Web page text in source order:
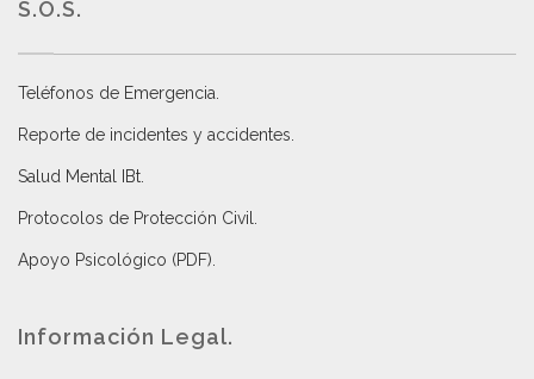
S.O.S.
Teléfonos de Emergencia.
Reporte de incidentes y accidentes
Salud Mental IBt
Protocolos de Protección Civil
Apoyo Psicológico (PDF)
Información Legal.